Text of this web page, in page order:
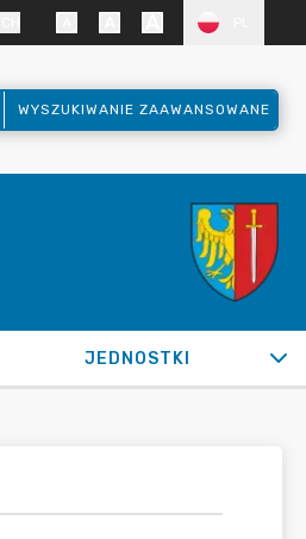
WYSZUKIWANIE ZAAWANSOWANE
JEDNOSTKI